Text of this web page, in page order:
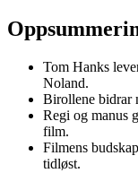
Tom Hanks
Noland.
Birollene bidrar
Regi og manus
film.
Filmens
tidløst.